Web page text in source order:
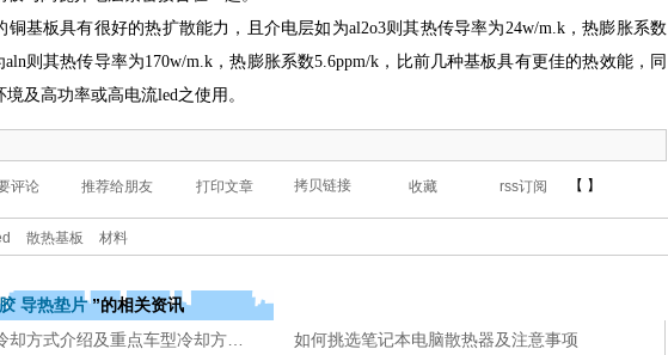
铜基板具有很好的热扩散能力，且介电层如为al2o3则其热传导率为24w/m.k，热膨胀系数
aln则其热传导率为170w/m.k，热膨胀系数5.6ppm/k，比前几种基板具有更佳的热效能，同
及高功率或高电流led之使用。
【 】
散热基板 材料
导热垫片 ”的相关资讯
如何挑选笔记本电脑散热器及注意事项